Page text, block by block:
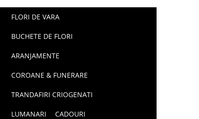
FLORI DE VARA
BUCHETE DE FLORI
ARANJAMENTE
COROANE & FUNERARE
TRANDAFIRI CRIOGENATI
LUMANARI CADOURI